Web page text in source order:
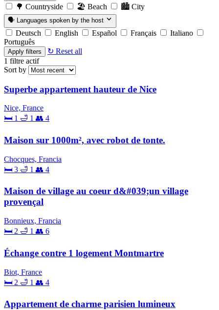
🌳 Countryside 🏖️ Beach 🏙️ City
🗣️ Languages spoken by the host
Deutsch English Español Français
Italiano
Português
Apply filters
↻ Reset all
1 filtre actif
Sort by
Superbe appartement hauteur de Nice
Nice, France
🛏 1 🛁 1 👥 4
Maison sur 1000m², avec robot de tonte.
Chocques, Francia
🛏 3 🛁 1 👥 4
Maison de village au coeur d&#039;un village
provençal
Bonnieux, Francia
🛏 2 🛁 1 👥 6
Échange contre 1 logement Montmartre
Biot, France
🛏 2 🛁 1 👥 4
Appartement de charme parisien lumineux